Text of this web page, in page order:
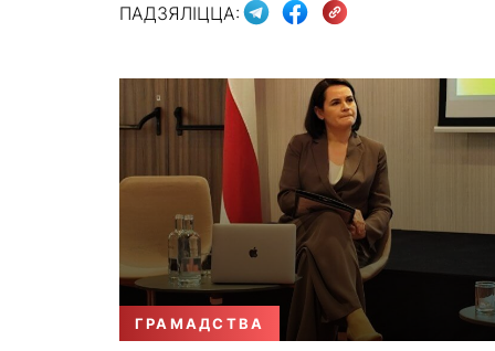
ПАДЗЯЛІЦЦА:
ГРАМАДСТВА